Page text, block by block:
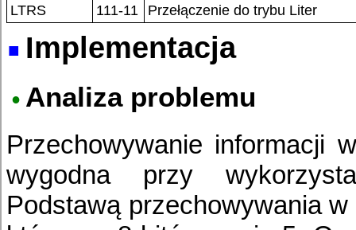
LTRS
111-11 Przełączenie do trybu Liter
Implementacja
Analiza problemu
Przechowywanie informacji
wygodna przy
Podstawą przechowywania